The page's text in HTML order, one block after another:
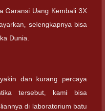
Garansi Uang Kembali 3X
selengkapnya bisa
Dunia.
dan kurang percaya
tersebut, kami bisa
di laboratorium batu